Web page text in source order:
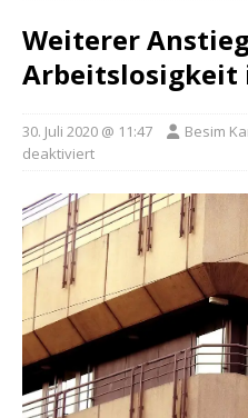
Weiterer
Arbeitslosigkeit
30. Juli 2020 @ 11:47 Besim
deaktiviert